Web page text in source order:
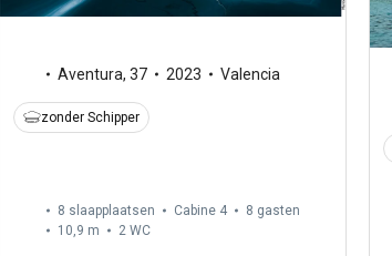
Aventura, 37 2023 Valencia
zonder Schipper
8 slaapplaatsen Cabine 4
8 gasten
10,9 m
2 WC